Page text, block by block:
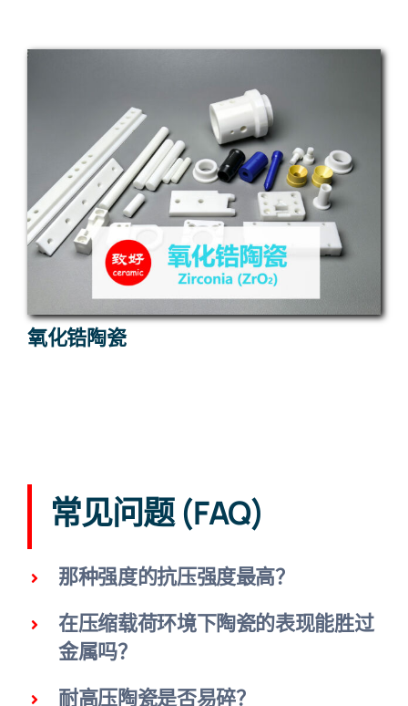
氧化锆陶瓷
常见问题 (FAQ)
那种强度的抗压强度最高？
在压缩载荷环境下陶瓷的表现能胜过
金属吗？
耐高压陶瓷是否易碎？